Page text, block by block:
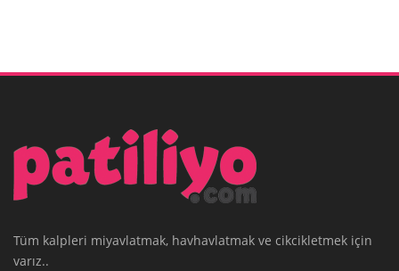
Tüm kalpleri miyavlatmak, havhavlatmak ve cikcikletmek için
varız..